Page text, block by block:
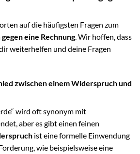
auf die häufigsten Fragen zum
eine Rechnung. Wir hoffen, dass
weiterhelfen und deine Fragen
zwischen einem Widerspruch und
wird oft synonym mit
aber es gibt einen feinen
ist eine formelle Einwendung
wie beispielsweise eine